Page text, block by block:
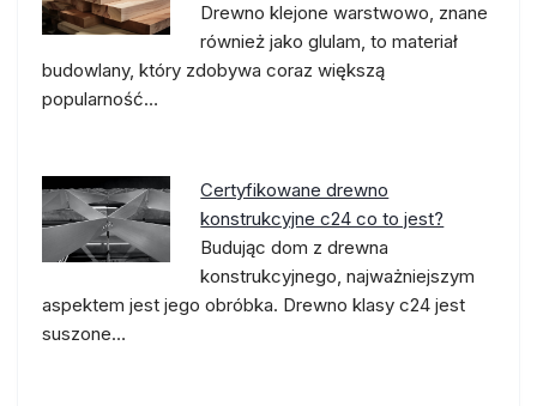
Drewno klejone warstwowo, znane
również jako glulam, to materiał
budowlany, który zdobywa coraz większą
popularność…
Certyfikowane drewno
konstrukcyjne c24 co to jest?
Budując dom z drewna
konstrukcyjnego, najważniejszym
aspektem jest jego obróbka. Drewno klasy c24 jest
suszone…